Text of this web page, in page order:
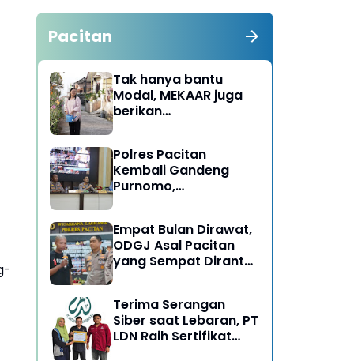
Pacitan
Tak hanya bantu
Modal, MEKAAR juga
berikan
Dapur Tetap Ngebul
Polres Pacitan
Kembali Gandeng
Purnomo,
Rehabilitasi
Empat Bulan Dirawat,
ODGJ Asal Pacitan
yang Sempat Dirantai
Terima Serangan
Siber saat Lebaran, PT
LDN Raih Sertifikat